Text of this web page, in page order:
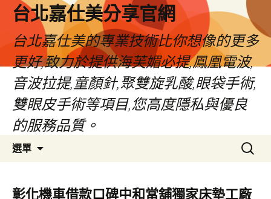
內
台北嘉仕美分享官網
台北嘉仕美的專業技術比你想像的更多
更好,致力於提供海芙媚必提,鳳凰電波,
音波拉提,童顏針,聚雙旋乳酸,眼袋手術,
雙眼皮手術等項目,您高度隱私與優良
的服務品質。
選單
搜
尋
鍵
彰化機車借款口碑中和當舖獨家床墊工廠